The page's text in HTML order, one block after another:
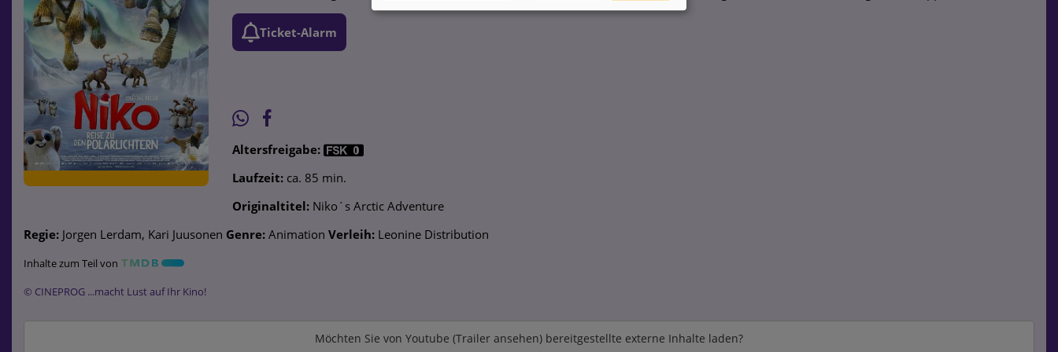
Ticket-Alarm
Altersfreigabe:
Laufzeit: ca. 85 min.
Originaltitel: Niko´s Arctic Adventure
Regie: Jorgen Lerdam, Kari Juusonen Genre: Animation Verleih: Leonine Distribution
Inhalte zum Teil von
© CINEPROG ...macht Lust auf Ihr Kino!
Möchten Sie von Youtube (Trailer ansehen) bereitgestellte externe Inhalte laden?